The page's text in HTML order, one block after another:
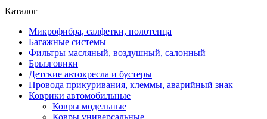
Каталог
Микрофибра, салфетки, полотенца
Багажные системы
Фильтры масляный, воздушный, салонный
Брызговики
Детские автокресла и бустеры
Провода прикуривания, клеммы, аварийный знак
Коврики автомобильные
Ковры модельные
Ковры универсальные